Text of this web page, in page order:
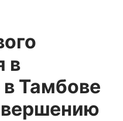
в
Тамбове